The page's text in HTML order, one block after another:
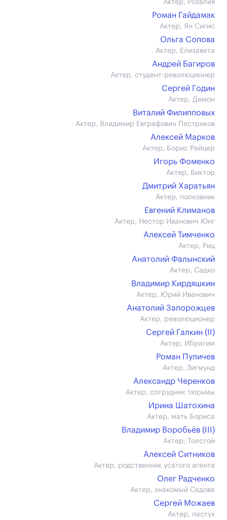
Актер, Розалия
Роман Гайдамак
Актер, Ян Сигис
Ольга Сопова
Актер, Елизавета
Андрей Багиров
Актер, студент-революционер
Сергей Годин
Актер, Демон
Виталий Филипповых
Актер, Владимир Евграфович Пестриков
Алексей Марков
Актер, Борис Рейцер
Игорь Фоменко
Актер, Виктор
Дмитрий Харатьян
Актер, полковник
Евгений Климанов
Актер, Нестор Иванович Юнг
Алексей Тимченко
Актер, Риц
Анатолий Фалынский
Актер, Садко
Владимир Кирдяшкин
Актер, Юрий Иванович
Анатолий Запорожцев
Актер, революционер
Сергей Галкин (II)
Актер, Ибрагим
Роман Пуличев
Актер, Зигмунд
Александр Черенков
Актер, сотрудник тюрьмы
Ирина Шатохина
Актер, мать Бориса
Владимир Воробьёв (III)
Актер, Толстой
Алексей Ситников
Актер, родственник усатого агента
Олег Радченко
Актер, знакомый Седова
Сергей Можаев
Актер, пастух